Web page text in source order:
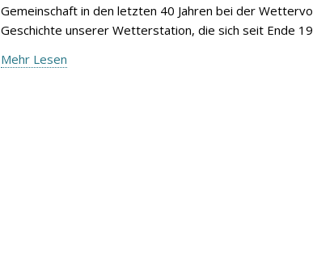
Gemeinschaft in den letzten 40 Jahren bei der
Geschichte unserer Wetterstation, die sich seit Ende
Mehr Lesen